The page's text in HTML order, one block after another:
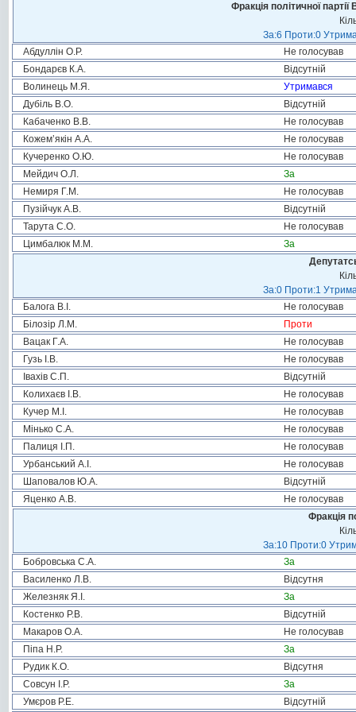
Фракція політичної
За:6 Проти:0
Абдуллін О.Р.
Не голосував
Бондарєв К.А.
Відсутній
Волинець М.Я.
Утримався
Дубіль В.О.
Відсутній
Кабаченко В.В.
Не голосував
Кожем’якін А.А.
Не голосував
Кучеренко О.Ю.
Не голосував
Мейдич О.Л.
За
Немиря Г.М.
Не голосував
Пузійчук А.В.
Відсутній
Тарута С.О.
Не голосував
Цимбалюк М.М.
За
За:0 Проти:1
Балога В.І.
Не голосував
Білозір Л.М.
Проти
Вацак Г.А.
Не голосував
Гузь І.В.
Не голосував
Івахів С.П.
Відсутній
Колихаєв І.В.
Не голосував
Кучер М.І.
Не голосував
Мінько С.А.
Не голосував
Палиця І.П.
Не голосував
Урбанський А.І.
Не голосував
Шаповалов Ю.А.
Відсутній
Яценко А.В.
Не голосував
Фракція
За:10 Проти:0
Бобровська С.А.
За
Василенко Л.В.
Відсутня
Железняк Я.І.
За
Костенко Р.В.
Відсутній
Макаров О.А.
Не голосував
Піпа Н.Р.
За
Рудик К.О.
Відсутня
Совсун І.Р.
За
Умєров Р.Е.
Відсутній